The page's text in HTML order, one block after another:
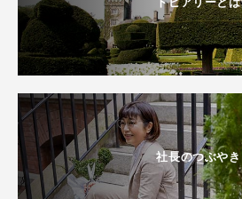
社長のつぶやき